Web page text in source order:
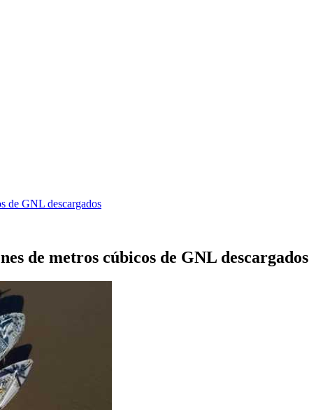
de GNL descargados
de metros cúbicos de GNL descargados